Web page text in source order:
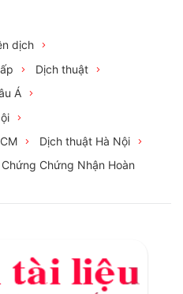
dịch
Dịch thuật
Á
Dịch thuật Hà Nội
Chứng Nhận Hoàn